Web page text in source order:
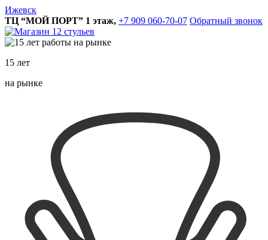
Ижевск
ТЦ “МОЙ ПОРТ” 1 этаж, +7 909 060-70-07 Обратный звонок
15 лет
на рынке